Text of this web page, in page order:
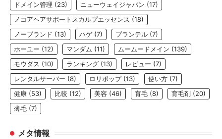
ドメイン管理 (23) ニューウェイジャパン (17)
ノコアヘアサポートスカルプエッセンス (18)
ノーブランド (13) ハゲ (7) プランテル (7)
ホーユー (12) マンダム (11) ムームードメイン (139)
モウダス (10) ランキング (13) レビュー (7)
レンタルサーバー (8) ロリポップ(13) 使い方 (7)
健康 (53) 比較 (12) 美容 (46) 育毛 (8) 育毛剤 (20)
薄毛 (7)
メタ情報